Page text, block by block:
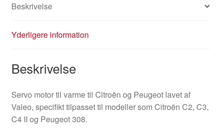
Beskrivelse
Yderligere information
Beskrivelse
Servo motor til varme til Citroën og Peugeot lavet af
Valeo, specifikt tilpasset til modeller som Citroën C2, C3,
C4 II og Peugeot 308.